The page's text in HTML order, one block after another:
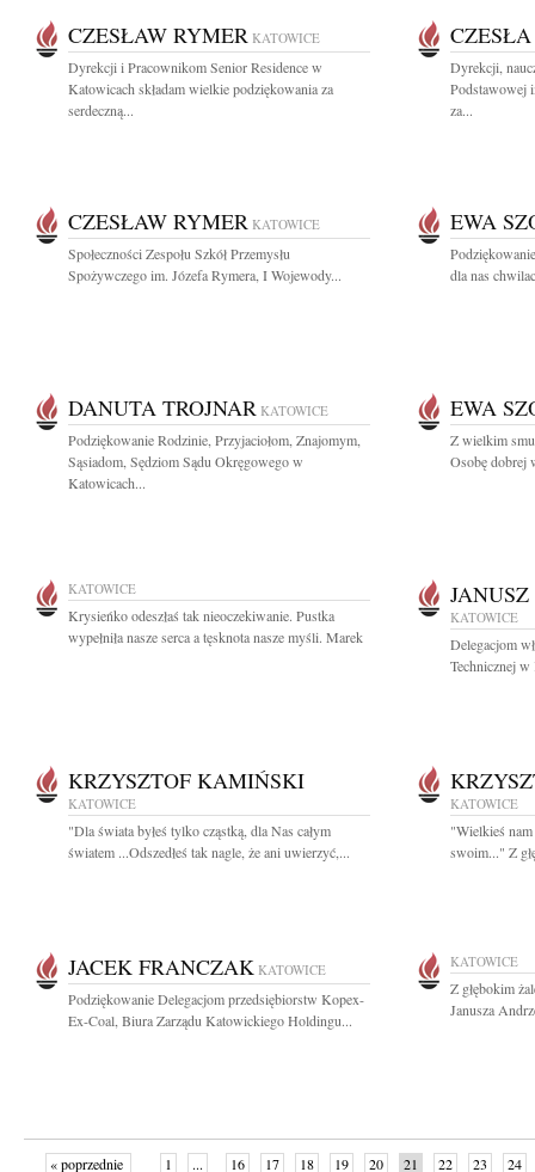
CZESŁAW RYMER KATOWICE
Dyrekcji i Pracownikom Senior Residence w
Katowicach składam wielkie podziękowania za
serdeczną...
Dyrekcji,
Podstawowej
za...
CZESŁAW RYMER KATOWICE
Społeczności Zespołu Szkół Przemysłu
Spożywczego im. Józefa Rymera, I Wojewody...
EWA
dla nas
DANUTA TROJNAR KATOWICE
Podziękowanie Rodzinie, Przyjaciołom, Znajomym,
Sąsiadom, Sędziom Sądu Okręgowego w
Katowicach...
EWA
Z wielkim
Osobę dobrej
KATOWICE
Krysieńko odeszłaś tak nieoczekiwanie. Pustka
wypełniła nasze serca a tęsknota nasze myśli. Marek
KATOWICE
Delegacjom
Technicznej
KRZYSZTOF KAMIŃSKI
KATOWICE
"Dla świata byłeś tylko cząstką, dla Nas całym
światem ...Odszedłeś tak nagle, że ani uwierzyć,...
KATOWICE
"Wielkieś
swoim..." Z
JACEK FRANCZAK KATOWICE
Podziękowanie Delegacjom przedsiębiorstw Kopex-
Ex-Coal, Biura Zarządu Katowickiego Holdingu...
KATOWICE
Z głębokim
Janusza
« poprzednie 1 ... 16 17 18 19 20 21 22 23 24